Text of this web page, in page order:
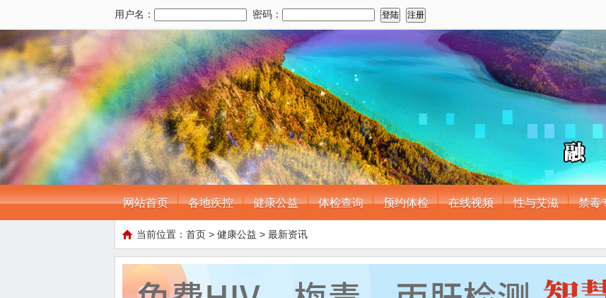
用户名： 密码：
网站首页 各地疾控 健康公益 体检查询 预约体检 在线视频 性与艾滋 禁毒
当前位置： 首页 > 健康公益 > 最新资讯